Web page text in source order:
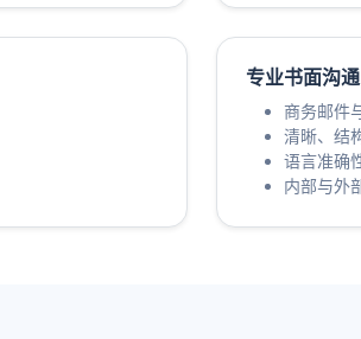
专业书面沟通
商务邮件
清晰、结
语言准确
内部与外